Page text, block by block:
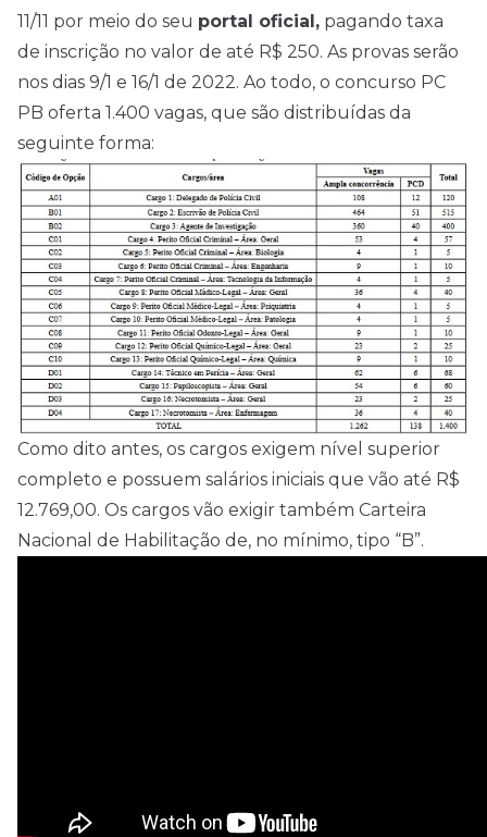
11/11 por meio do seu portal oficial, pagando taxa
de inscrição no valor de até R$ 250. As provas serão
nos dias 9/1 e 16/1 de 2022. Ao todo, o concurso PC
PB oferta 1.400 vagas, que são distribuídas da
seguinte forma:
Como dito antes, os cargos exigem nível superior
completo e possuem salários iniciais que vão até R$
12.769,00. Os cargos vão exigir também Carteira
Nacional de Habilitação de, no mínimo, tipo “B”.